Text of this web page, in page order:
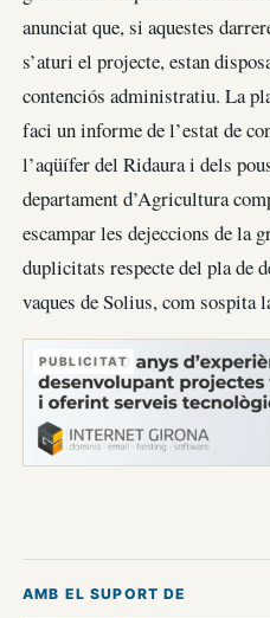
anunciat que, si aquestes
s’aturi el projecte, estan
contenciós administratiu. La
faci un informe de l’estat de
l’aqüífer del Ridaura i dels
departament d’Agricultura
escampar les dejeccions de la
duplicitats respecte del pla de
vaques de Solius, com sospita
PUBLICITAT
AMB EL SUPORT DE